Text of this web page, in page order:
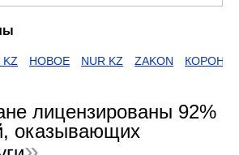
НОВОЕ NUR KZ ZAKON
лицензированы 92%
оказывающих